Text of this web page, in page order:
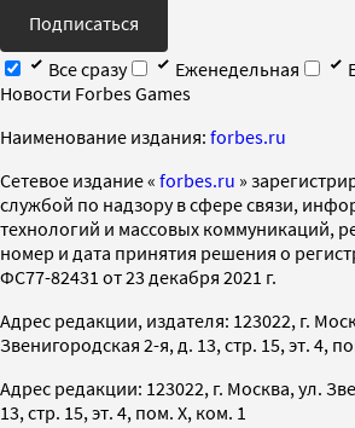
Подписаться
Все сразу
Еженедельная
Новости Forbes Games
Наименование издания: forbes.ru
Cетевое издание « forbes.ru »
службой по надзору в сфере связи,
технологий и массовых коммуникаций,
номер и дата принятия решения о
ФС77-82431 от 23 декабря 2021 г.
Адрес редакции, издателя: 123022, г.
Звенигородская 2-я, д. 13, стр. 15, эт. 4,
Адрес редакции: 123022, г. Москва, ул.
13, стр. 15, эт. 4, пом. X, ком. 1